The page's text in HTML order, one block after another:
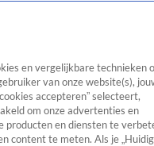
TV Algemeen
Tip
en vergelijkbare technieken
van onze website(s),
accepteren” selecteert,
om onze advertenties en
producten en diensten te
content te meten. Als je